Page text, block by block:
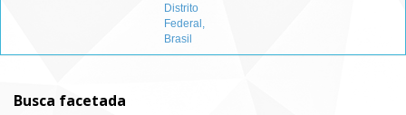
Distrito
Federal,
Brasil
Busca facetada